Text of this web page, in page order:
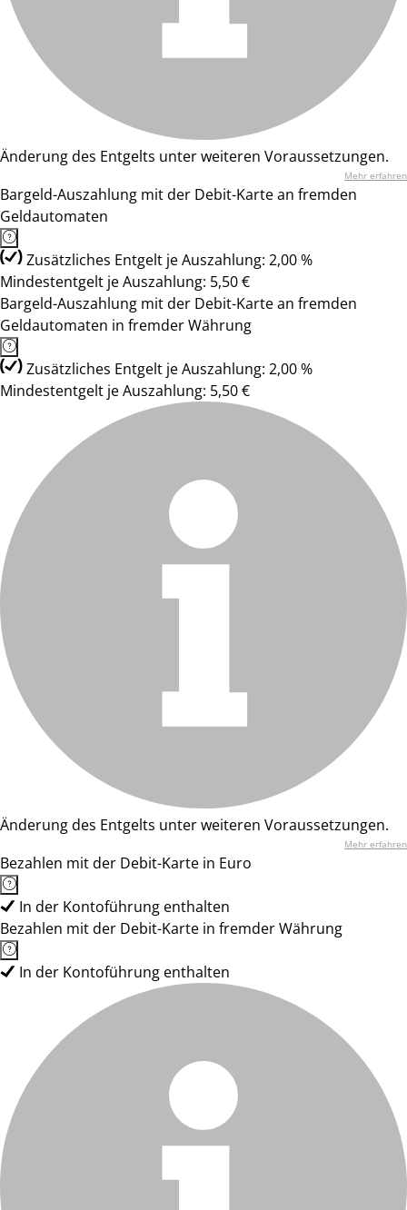
Änderung des Entgelts unter weiteren Voraussetzungen.
Mehr erfahren
Bargeld-Auszahlung mit der Debit-Karte an fremden
Geldautomaten
Zusätzliches Entgelt je Auszahlung: 2,00 %
Mindestentgelt je Auszahlung: 5,50 €
Bargeld-Auszahlung mit der Debit-Karte an fremden
Geldautomaten in fremder Währung
Zusätzliches Entgelt je Auszahlung: 2,00 %
Mindestentgelt je Auszahlung: 5,50 €
Änderung des Entgelts unter weiteren Voraussetzungen.
Mehr erfahren
Bezahlen mit der Debit-Karte in Euro
In der Kontoführung enthalten
Bezahlen mit der Debit-Karte in fremder Währung
In der Kontoführung enthalten